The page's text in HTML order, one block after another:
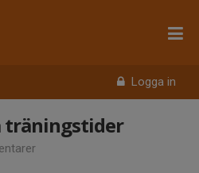
Logga in
träningstider